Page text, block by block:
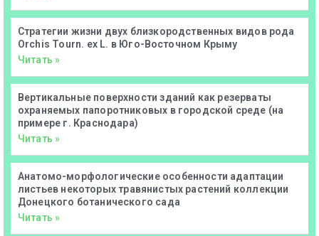
Стратегии жизни двух близкородственных видов рода
Orchis Tourn. ex L. в Юго-Восточном Крыму
Читать »
Вертикальные поверхности зданий как резерваты
охраняемых папоротниковых в городской среде (на
примере г. Краснодара)
Читать »
Анатомо-морфологические особенности адаптации
листьев некоторых травянистых растений коллекции
Донецкого ботанического сада
Читать »